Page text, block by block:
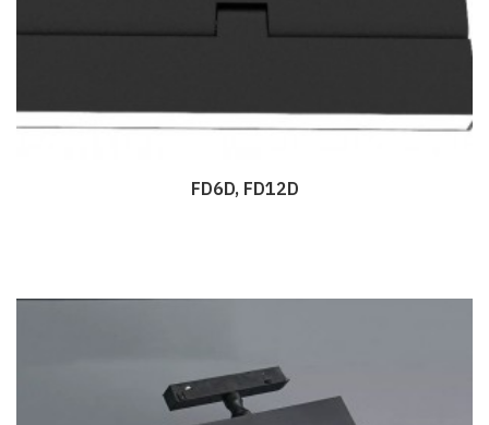
FD6D, FD12D